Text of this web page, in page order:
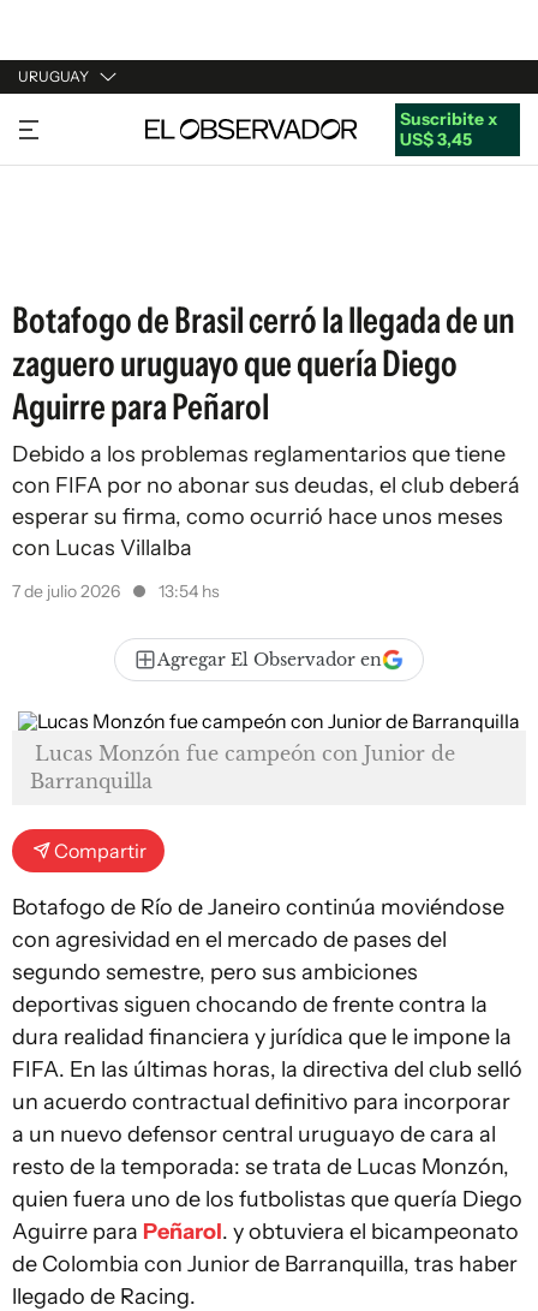
URUGUAY
URUGUAY
ARGENTINA
Suscribite x
US$ 3,45
Botafogo de Brasil cerró la llegada de un
zaguero uruguayo que quería Diego
Aguirre para Peñarol
Debido a los problemas reglamentarios que tiene
con FIFA por no abonar sus deudas, el club deberá
esperar su firma, como ocurrió hace unos meses
con Lucas Villalba
7 de julio 2026 13:54 hs
Agregar El Observador en
Lucas Monzón fue campeón con Junior de
Barranquilla
Compartir
Botafogo de Río de Janeiro continúa moviéndose
con agresividad en el mercado de pases del
segundo semestre, pero sus ambiciones
deportivas siguen chocando de frente contra la
dura realidad financiera y jurídica que le impone la
FIFA. En las últimas horas, la directiva del club selló
un acuerdo contractual definitivo para incorporar
a un nuevo defensor central uruguayo de cara al
resto de la temporada: se trata de Lucas Monzón,
quien fuera uno de los futbolistas que quería Diego
Aguirre para Peñarol. y obtuviera el bicampeonato
de Colombia con Junior de Barranquilla, tras haber
llegado de Racing.